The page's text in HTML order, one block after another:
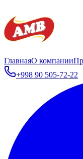
ГлавнаяО компании
+998 90 505-72-22